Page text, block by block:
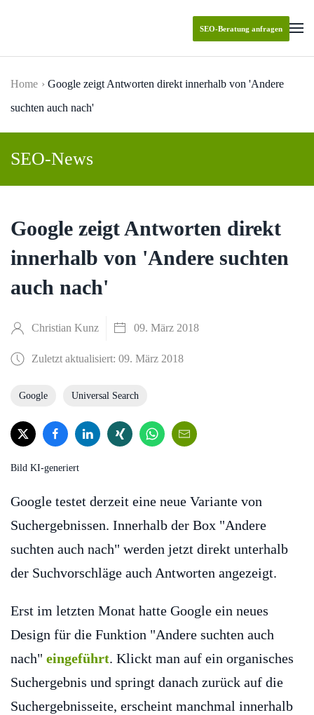
SEO-Beratung anfragen
Home
Google zeigt Antworten direkt innerhalb von 'Andere
suchten auch nach'
SEO-News
Google zeigt Antworten direkt
innerhalb von 'Andere suchten
auch nach'
Christian Kunz 09. März 2018
Zuletzt aktualisiert: 09. März 2018
Google Universal Search
Bild KI-generiert
Google testet derzeit eine neue Variante von
Suchergebnissen. Innerhalb der Box "Andere
suchten auch nach" werden jetzt direkt unterhalb
der Suchvorschläge auch Antworten angezeigt.
Erst im letzten Monat hatte Google ein neues
Design für die Funktion "Andere suchten auch
nach" eingeführt. Klickt man auf ein organisches
Suchergebnis und springt danach zurück auf die
Suchergebnisseite, erscheint manchmal innerhalb